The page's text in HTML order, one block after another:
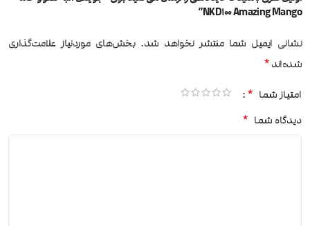
NKD100 Amazing Mango”
نشانی ایمیل شما منتشر نخواهد شد. بخش‌های موردنیاز علامت‌گذاری
شده‌اند*
امتیاز شما *
دیدگاه شما *